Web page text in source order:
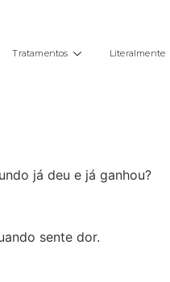
Tratamentos Literalmente
já deu e já ganhou?
sente dor.